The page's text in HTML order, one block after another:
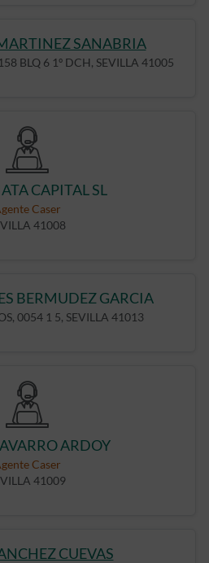
SANABRIA
BLQ 6 1º DCH, SEVILLA 41005
CAPITAL SL
Caser
41008
BERMUDEZ GARCIA
0054 1 5, SEVILLA 41013
ARDOY
Caser
41009
CUEVAS